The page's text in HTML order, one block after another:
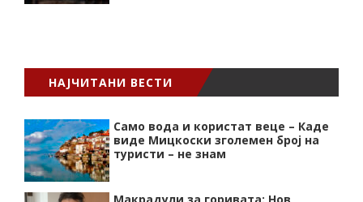
НАЈЧИТАНИ ВЕСТИ
Само вода и користат веце – Каде
виде Мицкоски зголемен број на
туристи – не знам
Макрадули за горивата: Нов